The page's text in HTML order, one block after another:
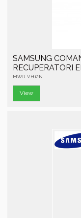
SAMSUNG
RECUPERATORI
MWR-VH12N
View